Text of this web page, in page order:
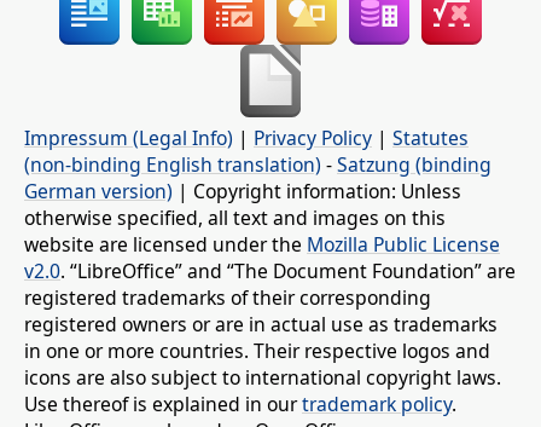
Impressum (Legal Info) | Privacy Policy | Statutes
(non-binding English translation) -Satzung (binding
German version) | Copyright information: Unless
otherwise specified, all text and images on this
website are licensed under the Mozilla Public License
v2.0. “LibreOffice” and “The Document Foundation” are
registered trademarks of their corresponding
registered owners or are in actual use as trademarks
in one or more countries. Their respective logos and
icons are also subject to international copyright laws.
Use thereof is explained in ourtrademark policy.